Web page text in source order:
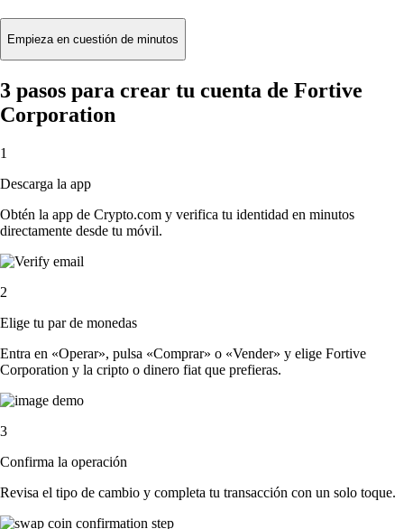
Empieza en cuestión de minutos
3 pasos para crear tu cuenta de Fortive
Corporation
1
Descarga la app
Obtén la app de Crypto.com y verifica tu identidad en minutos
directamente desde tu móvil.
2
Elige tu par de monedas
Entra en «Operar», pulsa «Comprar» o «Vender» y elige Fortive
Corporation y la cripto o dinero fiat que prefieras.
3
Confirma la operación
Revisa el tipo de cambio y completa tu transacción con un solo toque.